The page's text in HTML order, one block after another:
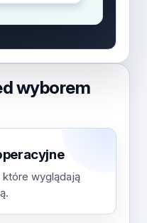
wyborem
które wyglądają